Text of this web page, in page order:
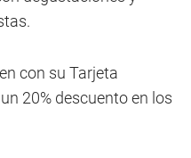
con su Tarjeta
20% descuento en los